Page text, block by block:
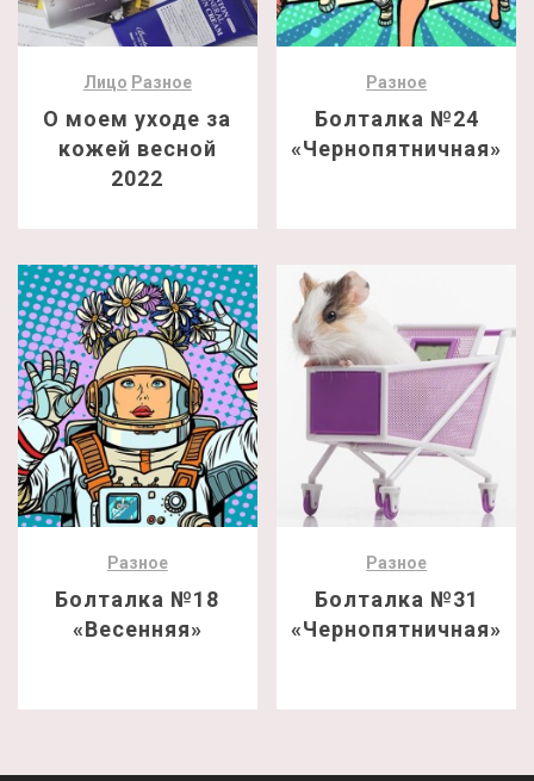
Лицо Разное
О моем уходе за
кожей весной
2022
Разное
Болталка №24
«Чернопятничная»
Разное
Болталка №18
«Весенняя»
Разное
Болталка №31
«Чернопятничная»